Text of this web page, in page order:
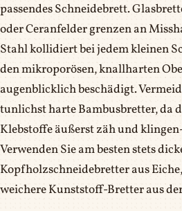
passendes Schneidebrett.
oder Ceranfelder grenzen an
Stahl kollidiert bei jedem kleinen
den mikroporösen, knallharten
augenblicklich beschädigt.
tunlichst harte Bambusbretter, da
Klebstoffe äußerst zäh und
Verwenden Sie am besten stets
Kopfholzschneidebretter aus
weichere Kunststoff-Bretter aus